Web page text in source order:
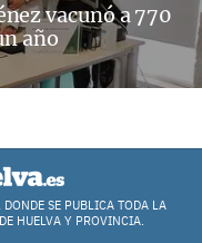
vacunó a 770
año
SE PUBLICA TODA LA
HUELVA Y PROVINCIA.